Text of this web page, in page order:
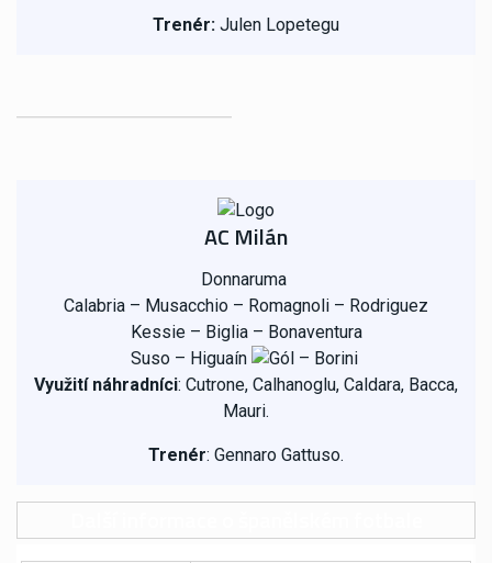
Trenér: Julen Lopetegu
AC Milán
Donnaruma
Calabria – Musacchio – Romagnoli – Rodriguez
Kessie – Biglia – Bonaventura
Suso – Higuaín
– Borini
Využití náhradníci: Cutrone, Calhanoglu, Caldara, Bacca,
Mauri.
Trenér: Gennaro Gattuso.